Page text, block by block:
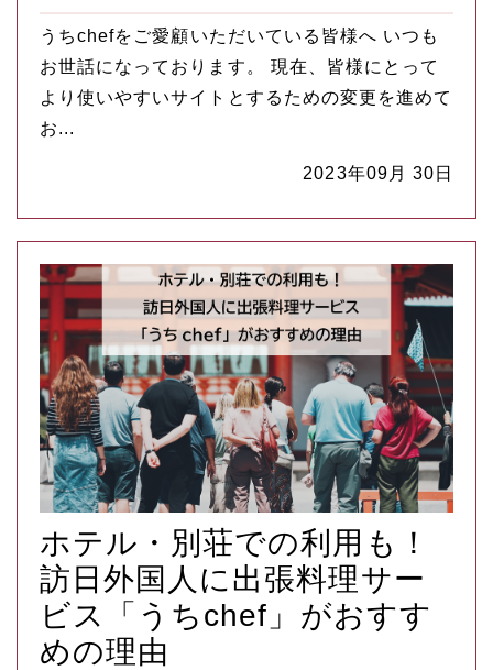
うちchefをご愛顧いただいている皆様へ いつも
お世話になっております。 現在、皆様にとって
より使いやすいサイトとするための変更を進めて
お...
2023年09月 30日
ホテル・別荘での利用も！
訪日外国人に出張料理サー
ビス「うちchef」がおすす
めの理由